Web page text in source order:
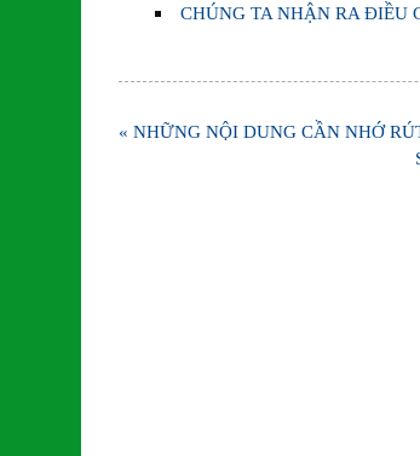
CHÚNG TA NHẬN RA ĐIỀU
Điều
« NHỮNG NỘI DUNG CẦN NHỚ